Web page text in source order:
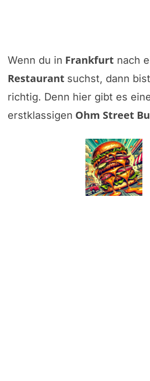
Wenn du in Frankfurt nach
Restaurant suchst, dann
richtig. Denn hier gibt es
erstklassigen Ohm Street